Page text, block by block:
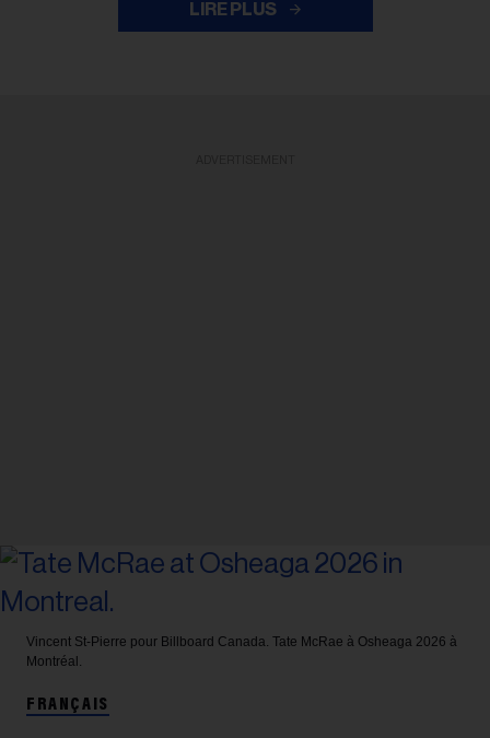
LIRE PLUS
Vincent St-Pierre pour Billboard Canada. Tate McRae à Osheaga 2026 à
Montréal.
FRANÇAIS